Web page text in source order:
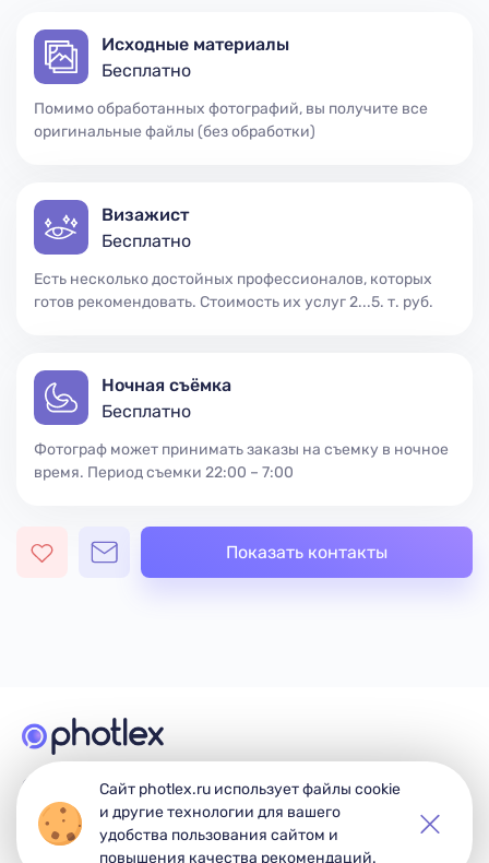
Исходные материалы
Помимо обработанных фотографий, вы получите все
оригинальные файлы (без обработки)
Бесплатно
Визажист
Есть несколько достойных профессионалов, которых
готов рекомендовать. Стоимость их услуг 2...5. т. руб.
Бесплатно
Ночная съёмка
Фотограф может принимать заказы на съемку в ночное
время. Период съемки 22:00 – 7:00
Бесплатно
Показать контакты
© 2026 Photlex. Все права защищены.
Сайт photlex.ru использует файлы cookie
и другие технологии для вашего
удобства пользования сайтом и
повышения качества рекомендаций.